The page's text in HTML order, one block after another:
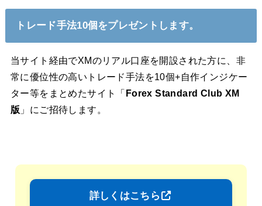
トレード手法10個をプレゼントします。
当サイト経由でXMのリアル口座を開設された方に、非
常に優位性の高いトレード手法を10個+自作インジケー
ター等をまとめたサイト「 Forex Standard Club XM
版 」にご招待します。
詳しくはこちら